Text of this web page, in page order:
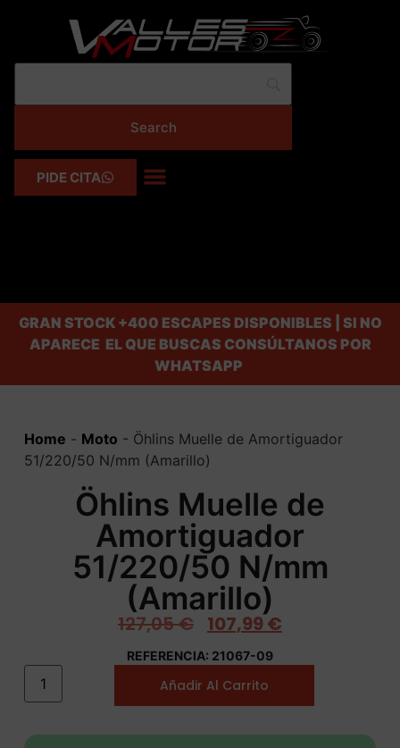
PIDE CITA
GRAN STOCK+400 ESCAPES DISPONIBLES | SI NO
APARECE EL QUE BUSCAS CONSÚLTANOS POR
WHATSAPP
Home - Moto - Öhlins Muelle de Amortiguador
51/220/50 N/mm (Amarillo)
Öhlins Muelle de
Amortiguador
51/220/50 N/mm
(Amarillo)
127,05€ 107,99€
REFERENCIA: 21067-09
Añadir Al Carrito